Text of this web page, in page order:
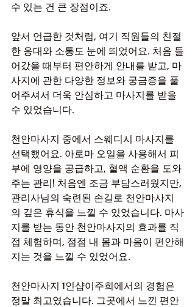
수 있는 건 큰 장점이죠.
앞서 언급한 것처럼, 여기 직원들의 친절
한 응대와 소통도 눈에 띄었어요. 처음 들
어갔을 때부터 편안하게 안내를 받고, 마
사지에 관한 다양한 정보와 궁금증을 풀
어주셔서 더욱 안심하고 마사지를 받을
수 있었습니다.
천안마사지 중에서 스웨디시 마사지를
선택했어요. 아로마 오일을 사용해서 피
부에 영양을 공급하고, 혈액 순환을 도와
주는 관리! 처음엔 조금 부담스러웠지만,
관리사님의 숙련된 손길로 천안마사지
의 깊은 휴식을 느낄 수 있었습니다. 마사
지를 받는 동안 천안마사지의 효과를 직
접 체험하며, 점점 내 몸과 마음이 편안해
지는 것을 느낄 수 있었어요.
천안마사지 1인샵이주희에서의 경험은
정말 최고였습니다. 그곳에서 느낀 편안